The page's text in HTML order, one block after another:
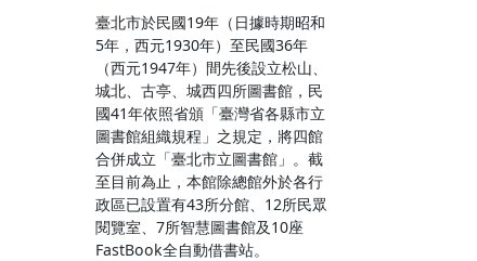
臺北市於民國19年（日據時期昭和
5年，西元1930年）至民國36年
（西元1947年）間先後設立松山、
城北、古亭、城西四所圖書館，民
國41年依照省頒「臺灣省各縣市立
圖書館組織規程」之規定，將四館
合併成立「臺北市立圖書館」。截
至目前為止，本館除總館外於各行
政區已設置有43所分館、12所民眾
閱覽室、7所智慧圖書館及10座
FastBook全自動借書站。